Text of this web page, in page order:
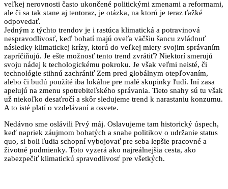
veľkej nerovnosti často ukončené politickými zmenami a reformami,
ale či sa tak stane aj tentoraz, je otázka, na ktorú je teraz ťažké
odpovedať.
Jedným z týchto trendov je i rastúca klimatická a potravinová
nespravodlivosť, keď bohatí majú oveľa väčšiu šancu zvládnuť
následky klimatickej krízy, ktorú do veľkej miery svojim správaním
zapríčiňujú. Je ešte možnosť tento trend zvrátiť? Niektorí smerujú
svoju nádej k techologickému pokroku. Je však veľmi neisté, či
technológie stihnú zachrániť Zem pred globálnym otepľovaním,
alebo či budú použíté iba lokálne pre malé skupinky ľudí. Iní zasa
apelujú na zmenu spotrebiteľského správania. Tieto snahy sú tu však
už niekoľko desaťročí a skôr sledujeme trend k narastaniu konzumu.
A to isté platí o vzdelávaní a osvete.
Nedávno sme oslávili Prvý máj. Oslavujeme tam historický úspech,
keď napriek záujmom bohatých a snahe politikov o udržanie status
quo, si boli ľudia schopní vybojovať pre seba lepšie pracovné a
životné podmienky. Toto vyzerá ako najreálnejšia cesta, ako
zabezpečiť klimatickú spravodlivosť pre všetkých.